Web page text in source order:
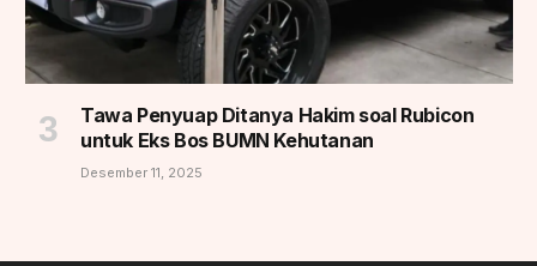
Tawa Penyuap Ditanya Hakim soal Rubicon
untuk Eks Bos BUMN Kehutanan
Desember 11, 2025